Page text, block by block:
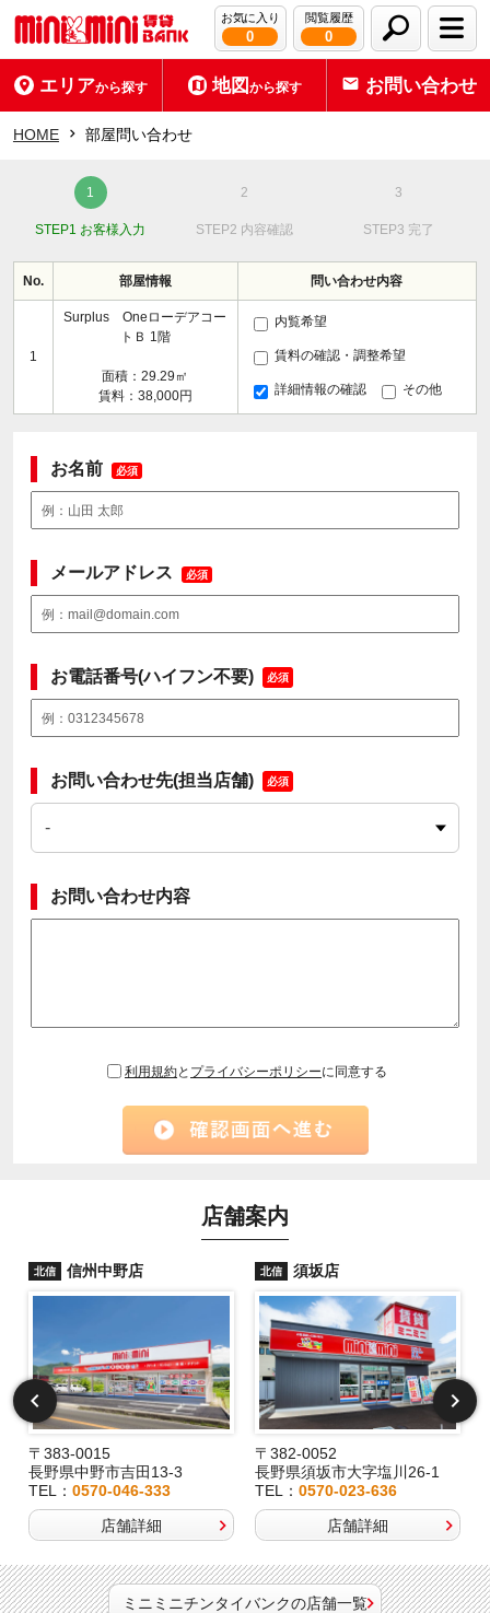
お気に入り
0
閲覧履歴
0
エリアから探す 地図から探す お問い合わせ
HOME 部屋問い合わせ
STEP1 お客様入力 STEP2 内容確認 STEP3 完了
No. 部屋情報 問い合わせ内容
1
Surplus Oneローデアコー
トＢ 1階
面積：29.29㎡
賃料：38,000円
内覧希望
賃料の確認・調整希望
詳細情報の確認 その他
お名前 必須
メールアドレス 必須
お電話番号(ハイフン不要) 必須
お問い合わせ先(担当店舗) 必須
お問い合わせ内容
利用規約と プライバシーポリシーに同意する
店舗案内
北信 信州中野店
〒383-0015
長野県中野市吉田13-3
TEL： 0570-046-333
店舗詳細
北信 須坂店
〒382-0052
長野県須坂市大字塩川26-1
TEL：0570-023-636
店舗詳細
ミニミニチンタイバンクの店舗一覧